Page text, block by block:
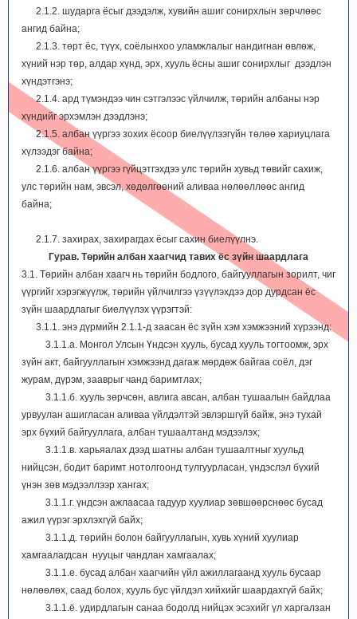
2.1.2. шударга ёсыг дээдэлж, хувийн ашиг сонирхлын зөрчлөөс
ангид байна;
2.1.3. төрт ёс, түүх, соёлынхоо уламжлалыг нандигнан өвлөж,
хүний нэр төр, алдар хүнд, эрх, хууль ёсны ашиг сонирхлыг дээдлэн
хүндэтгэнэ;
2.1.4. ард түмэндээ чин сэтгэлээс үйлчилж, төрийн албаны нэр
хүндийг эрхэмлэн дээдлэнэ;
2.1.5. албан үүргээ зохих ёсоор биелүүлээгүйн төлөө хариуцлага
хүлээдэг байна;
2.1.6. албан үүргээ гүйцэтгэхдээ улс төрийн хувьд төвийг сахиж,
улс төрийн нам, эвсэл, хөдөлгөөний аливаа нөлөөллөөс ангид
байна;
2.1.7. захирах, захирагдах ёсыг сахин биелүүлнэ.
Гурав. Төрийн албан хаагчид тавих ёс зүйн шаардлага
3.1. Төрийн албан хаагч нь төрийн бодлого, байгууллагын зорилт, чиг
үүргийг хэрэгжүүлж, төрийн үйлчилгээ үзүүлэхдээ дор дурдсан ёс
зүйн шаардлагыг биелүүлэх үүрэгтэй:
3.1.1. энэ дүрмийн 2.1.1-д заасан ёс зүйн хэм хэмжээний хүрээнд:
3.1.1.а. Монгол Улсын Үндсэн хууль, бусад хууль тогтоомж, эрх
зүйн акт, байгууллагын хэмжээнд дагаж мөрдөж байгаа соёл, дэг
журам, дүрэм, зааврыг чанд баримтлах;
3.1.1.б. хууль зөрчсөн, авлига авсан, албан тушаалын байдлаа
урвуулан ашигласан аливаа үйлдэлтэй эвлэршгүй байж, энэ тухай
эрх бүхий байгууллага, албан тушаалтанд мэдээлэх;
3.1.1.в. харьяалах дээд шатны албан тушаалтныг хуульд
нийцсэн, бодит баримт нотолгоонд тулгуурласан, үндэслэл бүхий
үнэн зөв мэдээллээр хангах;
3.1.1.г. үндсэн ажлаасаа гадуур хуулиар зөвшөөрснөөс бусад
ажил үүрэг эрхлэхгүй байх;
3.1.1.д. төрийн болон байгууллагын, хувь хүний хуулиар
хамгаалагдсан нууцыг чандлан хамгаалах;
3.1.1.е. бусад албан хаагчийн үйл ажиллагаанд хууль бусаар
нөлөөлөх, саад болох, хууль бус үйлдэл хийхийг шаардахгүй байх;
3.1.1.ё. удирдлагын санаа бодолд нийцэх эсэхийг үл харгалзан